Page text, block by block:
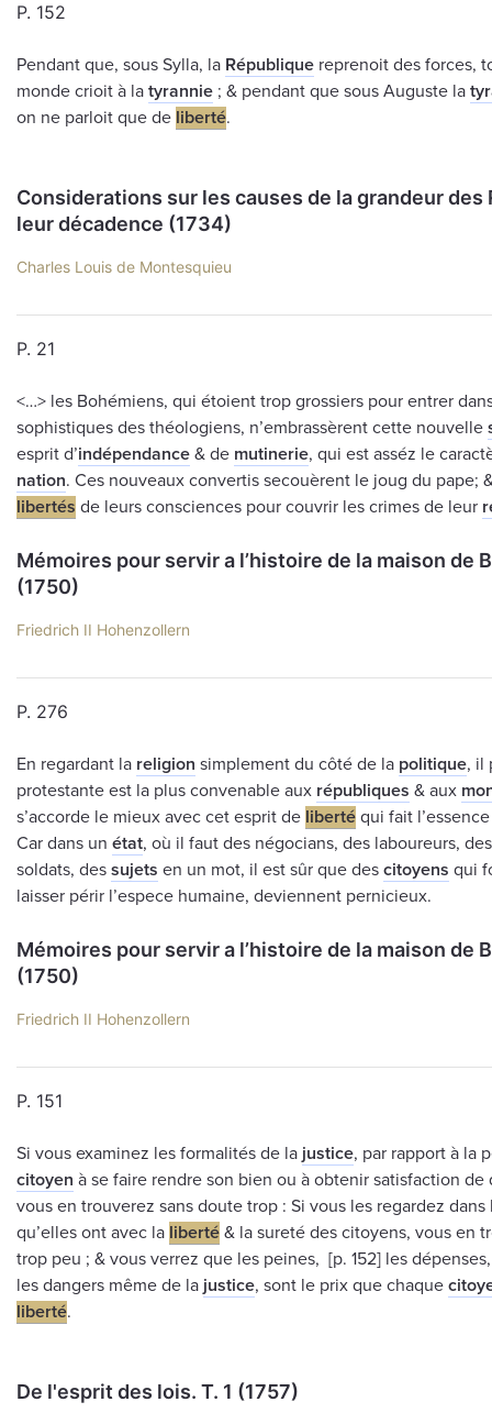
P. 152
Pendant que, sous Sylla, la République reprenoit des forces,
monde crioit à la tyrannie ; & pendant que sous Auguste la
on ne parloit que de liberté.
Considerations sur les causes de la grandeur des
leur décadence (1734)
Charles Louis de Montesquieu
P. 21
<…> les Bohémiens, qui étoient trop grossiers pour entrer
sophistiques des théologiens, n’embrassèrent cette nouvelle
esprit d’indépendance & de mutinerie, qui est asséz le
nation. Ces nouveaux convertis secouèrent le joug du pape;
libertés de leurs consciences pour couvrir les crimes de leur
Mémoires pour servir a l’histoire de la maison de
(1750)
Friedrich II Hohenzollern
Р. 276
En regardant la religion simplement du côté de la politique, il
protestante est la plus convenable aux républiques & aux
s’accorde le mieux avec cet esprit de liberté qui fait
Car dans un état, où il faut des négocians, des laboureurs,
soldats, des sujets en un mot, il est sûr que des citoyens qui
laisser périr l’espece humaine, deviennent pernicieux.
Mémoires pour servir a l’histoire de la maison de
(1750)
Friedrich II Hohenzollern
P. 151
Si vous examinez les formalités de la justice, par rapport à la
citoyen à se faire rendre son bien ou à obtenir satisfaction
vous en trouverez sans doute trop : Si vous les regardez dans
qu’elles ont avec la liberté & la sureté des citoyens, vous en
trop peu ; & vous verrez que les peines, [р. 152] les
les dangers même de la justice, sont le prix que chaque
liberté.
De l'esprit des lois. T. 1 (1757)